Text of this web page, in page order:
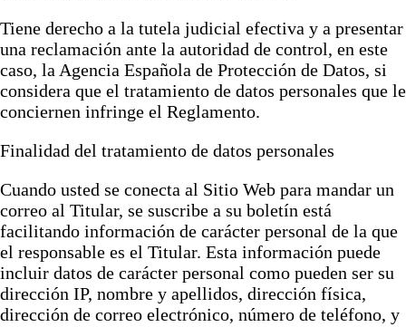
Tiene derecho a la tutela judicial efectiva y a presentar
una reclamación ante la autoridad de control, en este
caso, la Agencia Española de Protección de Datos, si
considera que el tratamiento de datos personales que le
conciernen infringe el Reglamento.
Finalidad del tratamiento de datos personales
Cuando usted se conecta al Sitio Web para mandar un
correo al Titular, se suscribe a su boletín está
facilitando información de carácter personal de la que
el responsable es el Titular. Esta información puede
incluir datos de carácter personal como pueden ser su
dirección IP, nombre y apellidos, dirección física,
dirección de correo electrónico, número de teléfono, y